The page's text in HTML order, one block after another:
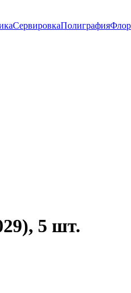
СервировкаПолиграфия
5 шт.